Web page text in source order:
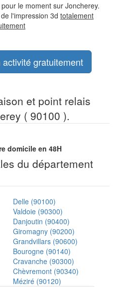
le moment sur Joncherey.
l'impression 3d totalement
gratuitement
et point relais
( 90100 ).
domicile en 48H
du département
Delle (90100)
Valdoie (90300)
Danjoutin (90400)
Giromagny (90200)
Grandvillars (90600)
Bourogne (90140)
Cravanche (90300)
Chèvremont (90340)
Méziré (90120)